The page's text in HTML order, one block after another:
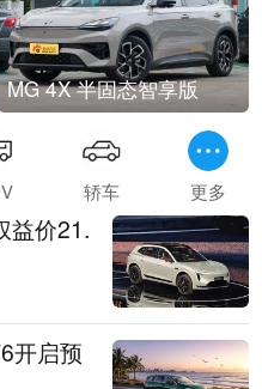
MG 4X 半固态智享版
轿车 更多
益价21.
开启预